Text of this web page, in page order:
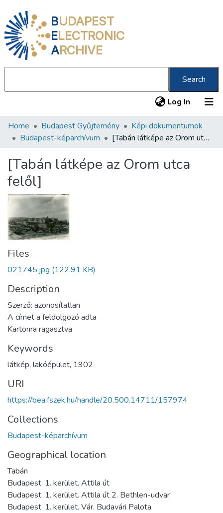
BUDAPEST
ELECTRONIC
ARCHIVE
Search
Log In (current)
Communities & Collections
Statistics
About us
Home Budapest Gyűjtemény
Képi dokumentumok
Budapest-képarchívum
[Tabán látképe az Orom utca felől]
[Tabán látképe az Orom utca
felől]
Files
021745.jpg (122.91 KB)
Description
Szerző: azonosítatlan
A címet a feldolgozó adta
Kartonra ragasztva
Keywords
látkép, lakóépület, 1902
URI
https://bea.fszek.hu/handle/20.500.14711/157974
Collections
Budapest-képarchívum
Geographical location
Tabán
Budapest. 1. kerület. Attila út
Budapest. 1. kerület. Attila út 2. Bethlen-udvar
Budapest. 1. kerület. Vár. Budavári Palota